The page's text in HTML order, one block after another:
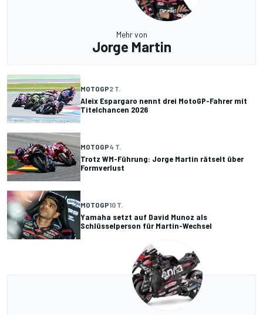
Mehr von
Jorge Martin
MOTOGP2 T.
Aleix Espargaro nennt drei MotoGP-Fahrer mit
Titelchancen 2026
MOTOGP4 T.
Trotz WM-Führung: Jorge Martin rätselt über
Formverlust
MOTOGP10 T.
Yamaha setzt auf David Munoz als
Schlüsselperson für Martin-Wechsel